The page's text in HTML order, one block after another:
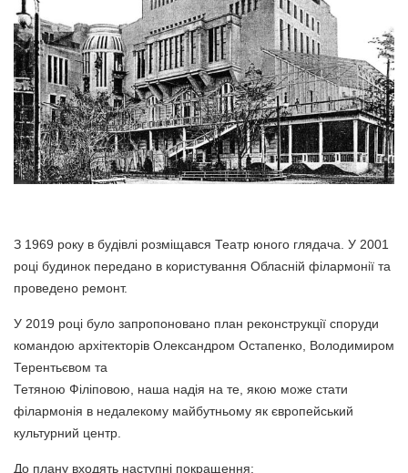
З 1969 року в будівлі розміщався Театр юного глядача. У 2001
році будинок передано в користування Обласній філармонії та
проведено ремонт.
У 2019 році було запропоновано план реконструкції споруди
командою архітекторів Олександром Остапенко, Володимиром
Терентьєвом та
Тетяною Філіповою, наша надія на те, якою може стати
філармонія в недалекому майбутньому як європейський
культурний центр.
До плану входять наступні покращення: